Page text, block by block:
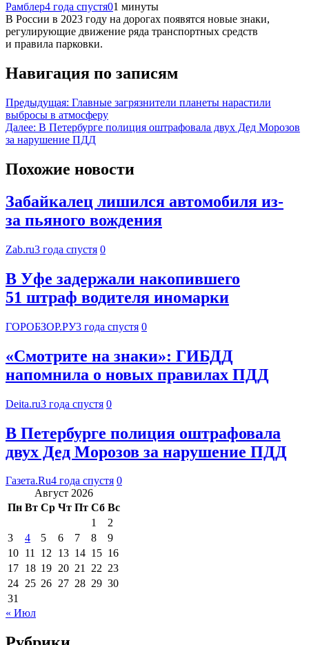
Рамблер4 года спустя01 минуты
В России в 2023 году на дорогах появятся новые знаки,
регулирующие движение ряда транспортных средств
и правила парковки.
Навигация по записям
Предыдущая: Главные загрязнители планеты нарастили
выбросы в атмосферу
Далее: В Петербурге полиция оштрафовала двух Дед Морозов
за нарушение ПДД
Похожие новости
Забайкалец лишился автомобиля из-
за пьяного вождения
Zab.ru3 года спустя 0
В Уфе задержали накопившего
51 штраф водителя иномарки
ГОРОБЗОР.РУ3 года спустя 0
«Смотрите на знаки»: ГИБДД
напомнила о новых правилах ПДД
Deita.ru3 года спустя 0
В Петербурге полиция оштрафовала
двух Дед Морозов за нарушение ПДД
Газета.Ru4 года спустя 0
Август 2026
Пн Вт Ср Чт Пт Сб Вс
1
2
3
4 5 6 7 8
9
10 11 12 13 14 15 16
17 18 19 20 21 22 23
24 25 26 27 28 29 30
31
« Июл